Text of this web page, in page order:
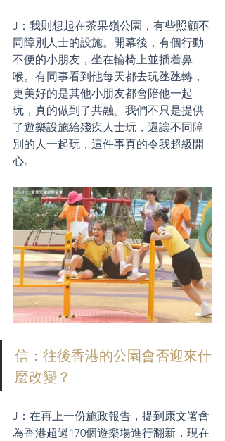
J：我則想起在茶果嶺公園，有些照顧不
同障別人士的設施。開幕後，有個行動
不便的小朋友，坐在輪椅上並插着鼻
喉。有同事看到他每天都去玩氹氹轉，
更美好的是其他小朋友都會陪他一起
玩，真的做到了共融。我們不只是提供
了遊樂設施給殘疾人士玩，還讓不同障
別的人一起玩，這件事真的令我超級開
心。
信：往後香港的公園會否迎來什
麼改變？
J：在再上一份施政報告，提到康文署會
為香港超過170個遊樂場進行翻新，現在